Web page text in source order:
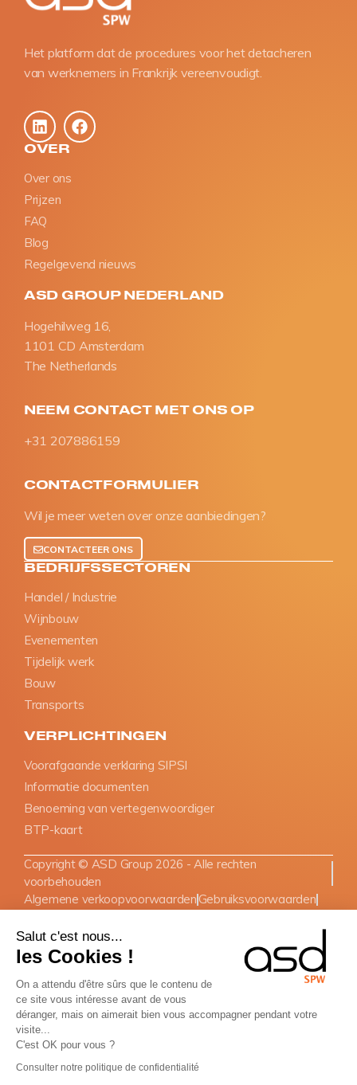
Salut c'est nous...
les Cookies !
On a attendu d'être sûrs que le contenu de
ce site vous intéresse avant de vous
déranger, mais on aimerait bien vous accompagner pendant votre
visite...
C'est OK pour vous ?
Consulter notre politique de confidentialité
Het platform dat de procedures voor het detacheren
van werknemers in Frankrijk vereenvoudigt.
OVER
Over ons
Prijzen
FAQ
Blog
Regelgevend nieuws
ASD GROUP NEDERLAND
Hogehilweg 16,
1101 CD Amsterdam
The Netherlands
NEEM CONTACT MET ONS OP
+31 207886159
CONTACTFORMULIER
Wil je meer weten over onze aanbiedingen?
CONTACTEER ONS
BEDRIJFSSECTOREN
Handel / Industrie
Wijnbouw
Evenementen
Tijdelijk werk
Bouw
Transports
VERPLICHTINGEN
Voorafgaande verklaring SIPSI
Informatie documenten
Benoeming van vertegenwoordiger
BTP-kaart
Copyright © ASD Group 2026 - Alle rechten
voorbehouden
Algemene verkoopvoorwaardenGebruiksvoorwaarden